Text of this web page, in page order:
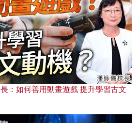
：如何善用動畫遊戲 提升學習古文